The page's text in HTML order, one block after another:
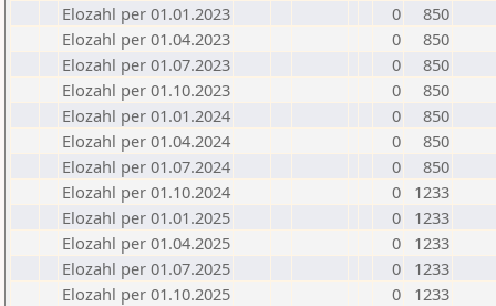
Elozahl per 01.01.2023
0
850
Elozahl per 01.04.2023
0
850
Elozahl per 01.07.2023
0
850
Elozahl per 01.10.2023
0
850
Elozahl per 01.01.2024
0
850
Elozahl per 01.04.2024
0
850
Elozahl per 01.07.2024
0
850
Elozahl per 01.10.2024
0
1233
Elozahl per 01.01.2025
0
1233
Elozahl per 01.04.2025
0
1233
Elozahl per 01.07.2025
0
1233
Elozahl per 01.10.2025
0
1233